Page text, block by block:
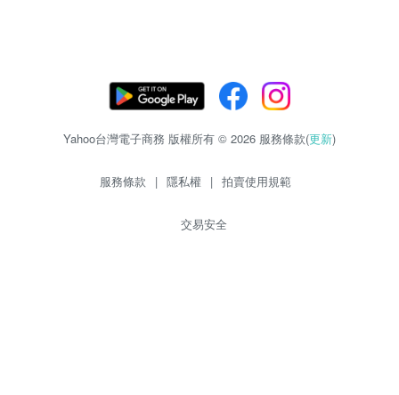
Yahoo台灣電子商務 版權所有 © 2026 服務條款(更新)
服務條款 | 隱私權 | 拍賣使用規範
交易安全